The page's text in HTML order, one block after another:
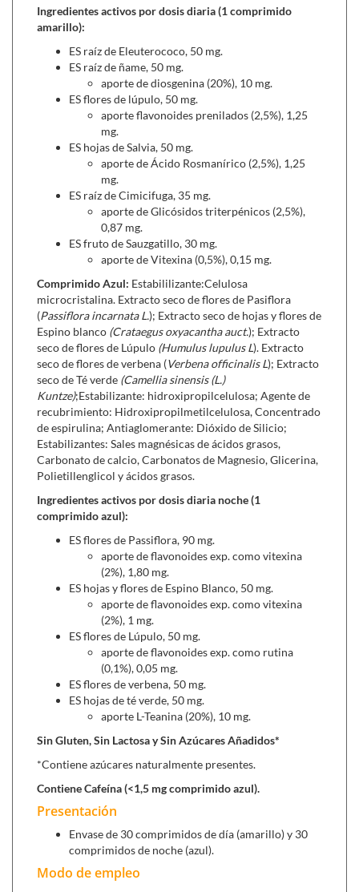
es utilizada para reducir la intensidad y frecuencia de
los sofocos y sudoraciones. También puede ser útil en la
ansiedad y cambios de humor asociados con la
menopausia. La Cimicífuga no tiene efecto estrogénico
en sí, lo que la hace segura en su uso. Se considera que
actúa como un modulador selectivo de los receptores
estrogénicos, estimulándolos en el sistema nervioso y
óseo, evitando a su vez la sobre-estimulación en el
útero y pecho.
El aceite esencial de la Salvia (Salvia officinalis - Sage)
contiene una serie de componentes, entre ellos el ácido
rormarínico, que en conjunto ayudan a moderar la
sudoración y el efecto de los sofocos.
El Eleuterococo (Eleutherococcus senticosus -
Siberian Ginseng) es un adaptógeno y tónico del
sistema inmune, con propiedades antioxidantes y
anticolesterolémicas. Su acción es suave y es poco
probable que ocasione sobre-estimulación nerviosa.
Puede ser tomado por periodos prolongados. (3) Bajo
el contexto de la menopausia, ayuda en estados de
agotamiento, cansancio y debilidad.
El Lúpulo (Humulus lupulus - Common Hop),titulado
en flavonoides prenilados, reduce los sofocos
asociados a la menopausia, asi como sudoraciones
nocturnas. Favorece la regeneración del epitelio
vaginal, ayudando con el problema de la sequedad
vaginal, aumentando consecuentemente el deseo
sexual.
Los comprimidos de acción noche contienen extractos
secos normalizados de:
La Verbena (Verbena officinalis)contiene unos
principios activos llamados verbacósidos, los cuales
actúan sobre los receptores nerviosos induciendo una
acción tranquilizante y sedante.
La Pasiflora (Passiflora incarnata - Purple
Passionflower)se ha utilizado tradicionalmente como
ansiolítica, tranquilizante y espasmolítica. Favorece la
prolongación del sueño e inhibe la agresividad y la
angustia.
El Lúpulo (Humulus lupulus - Common Hop),
estandarizado en rutina, ayuda contra el insomnio, esl
estrés y formas suaves de depresión.
reducir la ansiedad y el nerviosismo. Regulador de la
presión arterial, disminuye las palpitaciones y
sudoraciones. Mejora la circulación de las piernas. Gran
capacidad antioxidante.
La Teanina
es un aminoácido, encontrado comúnmente
en el té (infusiones de Camellia sinensis), capaz de
Ingredientes activos por dosis diaria (1 comprimido
amarillo):
ES raíz de Eleuterococo, 50 mg.
ES raíz de ñame, 50 mg.
aporte de diosgenina (20%), 10 mg.
ES flores de lúpulo, 50 mg.
aporte flavonoides prenilados (2,5%), 1,25
mg.
ES hojas de Salvia, 50 mg.
aporte de Ácido Rosmanírico (2,5%), 1,25
mg.
ES raíz de Cimicifuga, 35 mg.
aporte de Glicósidos triterpénicos (2,5%),
0,87 mg.
ES fruto de Sauzgatillo, 30 mg.
aporte de Vitexina (0,5%), 0,15 mg.
Comprimido Azul: Estabililizante:Celulosa
microcristalina. Extracto seco de flores de Pasiflora
(Passiflora incarnata L.); Extracto seco de hojas y flores de
Espino blanco (Crataegus oxyacantha auct.); Extracto
seco de flores de Lúpulo (Humulus lupulus L). Extracto
seco de flores de verbena (Verbena officinalis L); Extracto
seco de Té verde (Camellia sinensis (L.)
Kuntze);Estabilizante: hidroxipropilcelulosa; Agente de
recubrimiento: Hidroxipropilmetilcelulosa, Concentrado
de espirulina; Antiaglomerante: Dióxido de Silicio;
Estabilizantes: Sales magnésicas de ácidos grasos,
Carbonato de calcio, Carbonatos de Magnesio, Glicerina,
Polietillenglicol y ácidos grasos.
Ingredientes activos por dosis diaria noche (1
comprimido azul):
ES flores de Passiflora, 90 mg.
aporte de flavonoides exp. como vitexina
(2%), 1,80 mg.
ES hojas y flores de Espino Blanco, 50 mg.
aporte de flavonoides exp. como vitexina
(2%), 1 mg.
ES flores de Lúpulo, 50 mg.
aporte de flavonoides exp. como rutina
(0,1%), 0,05 mg.
ES flores de verbena, 50 mg.
ES hojas de té verde, 50 mg.
aporte L-Teanina (20%), 10 mg.
Sin Gluten, Sin Lactosa y Sin Azúcares Añadidos*
*Contiene azúcares naturalmente presentes.
Contiene Cafeína (<1,5 mg comprimido azul).
Presentación
Envase de 30 comprimidos de día (amarillo) y 30
comprimidos de noche (azul).
Modo de empleo